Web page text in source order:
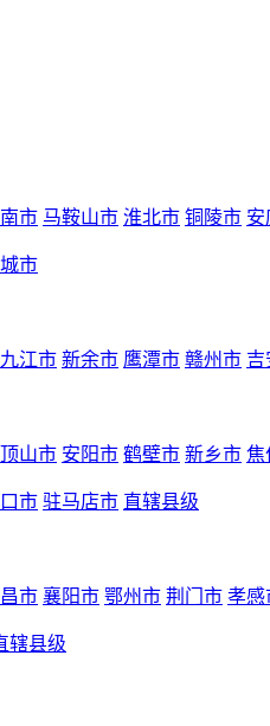
市 马鞍山市 淮北市 铜陵市 安
市
九江市 新余市 鹰潭市 赣州市 吉
山市 安阳市 鹤壁市 新乡市 焦
市 驻马店市 直辖县级
市 襄阳市 鄂州市 荆门市 孝感
辖县级